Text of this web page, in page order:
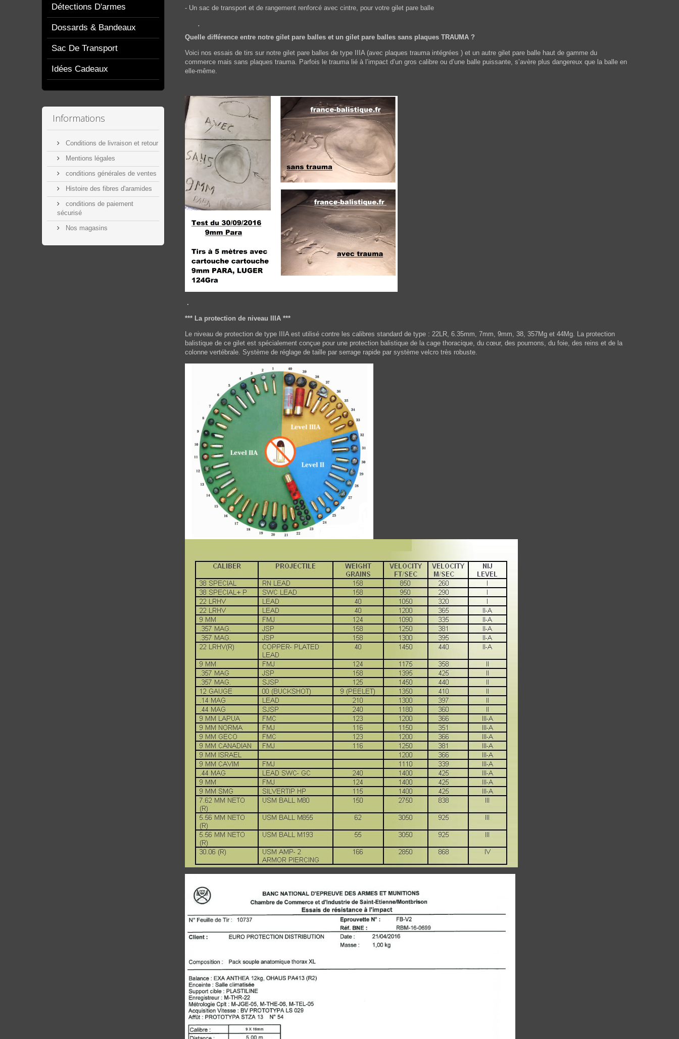
Détections D'armes
Dossards & Bandeaux
Sac De Transport
Idées Cadeaux
Informations
Conditions de livraison et retour
Mentions légales
conditions générales de ventes
Histoire des fibres d'aramides
conditions de paiement
sécurisé
Nos magasins
- Un sac de transport et de rangement renforcé avec cintre, pour votre gilet pare balle
.
Quelle différence entre notre gilet pare balles et un gilet pare balles sans plaques TRAUMA ?
Voici nos essais de tirs sur notre gilet pare balles de type IIIA (avec plaques trauma intégrées ) et un autre gilet pare balle haut de gamme du
commerce mais sans plaques trauma. Parfois le trauma lié à l’impact d’un gros calibre ou d’une balle puissante, s’avère plus dangereux que la balle en
elle-même.
.
*** La protection de niveau IIIA ***
Le niveau de protection de type IIIA est utilisé contre les calibres standard de type : 22LR, 6.35mm, 7mm, 9mm, 38, 357Mg et 44Mg. La protection
balistique de ce gilet est spécialement conçue pour une protection balistique de la cage thoracique, du cœur, des poumons, du foie, des reins et de la
colonne vertébrale. Système de réglage de taille par serrage rapide par système velcro très robuste.